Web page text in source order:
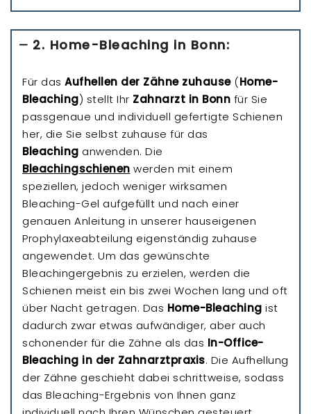
2. Home-Bleaching in Bonn:
Für das Aufhellen der Zähne zuhause(Home-
Bleaching) stellt Ihr Zahnarzt in Bonn für Sie
passgenaue und individuell gefertigte Schienen
her, die Sie selbst zuhause für das
Bleaching anwenden. Die
Bleachingschienen werden mit einem
speziellen, jedoch weniger wirksamen
Bleaching-Gel aufgefüllt und nach einer
genauen Anleitung in unserer hauseigenen
Prophylaxeabteilung eigenständig zuhause
angewendet. Um das gewünschte
Bleachingergebnis zu erzielen, werden die
Schienen meist ein bis zwei Wochen lang und oft
über Nacht getragen. Das Home-Bleaching ist
dadurch zwar etwas aufwändiger, aber auch
schonender für die Zähne als das In-Office-
Bleaching in der Zahnarztpraxis. Die Aufhellung
der Zähne geschieht dabei schrittweise, sodass
das Bleaching-Ergebnis von Ihnen ganz